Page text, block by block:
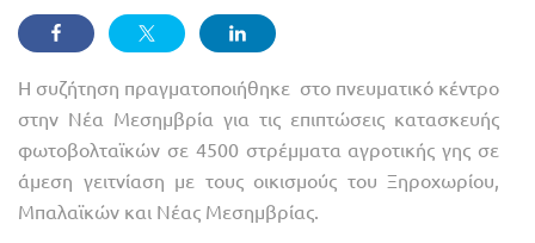
Η συζήτηση πραγματοποιήθηκε στο πνευματικό κέντρο
στην Νέα Μεσημβρία για τις επιπτώσεις κατασκευής
φωτοβολταϊκών σε 4500 στρέμματα αγροτικής γης σε
άμεση γειτνίαση με τους οικισμούς του Ξηροχωρίου,
Μπαλαϊκών και Νέας Μεσημβρίας.